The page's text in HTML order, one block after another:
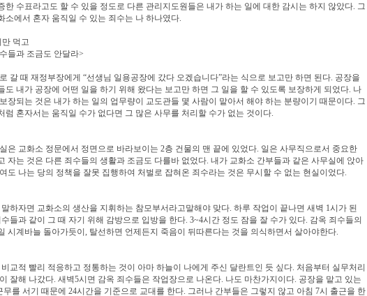
한 수표라고도 할 수 있을 정도로 다른 관리지도원들은 내가 하는 일에 대한 감시는 하지 않았다. 그
소에서 혼자 움직일 수 있는 죄수는 나 하나였다.
먹고
들과 조금도 안달라>
갈 때 재정부장에게 “선생님 일용공장에 갔다 오겠습니다”라는 식으로 보고만 하면 된다. 공장을
도 내가 공장에 어떤 일을 하기 위해 왔다는 보고만 하면 그 일을 할 수 있도록 보장하게 되었다. 나
장되는 것은 내가 하는 일의 업무량이 교도관들 몇 사람이 맡아서 해야 하는 분량이기 때문이다. 그
럼 혼자서는 움직일 수가 없다면 그 많은 사무를 처리할 수가 없는 것이다.
은 교화소 정문에서 정면으로 바라보이는 2층 건물의 맨 끝에 있었다. 일은 사무직으로서 중요한
자는 것은 다른 죄수들의 생활과 조금도 다를바 없었다. 내가 교화소 간부들과 같은 사무실에 앉아
도 나는 당의 정책을 잘못 집행하여 처벌로 잡혀온 죄수라는 것은 무시할 수 없는 현실이었다.
하자면 교화소의 생산을 지휘하는 참모부서라고말해야 맞다. 하루 작업이 끝나면 새벽 1시가 된
들과 같이 그 때 자기 위해 감방으로 입방을 한다. 3~4시간 정도 잠을 잘 수가 있다. 감옥 죄수들의
시계바늘 돌아가듯이, 탈선하면 언제든지 죽음이 뒤따른다는 것을 의식하면서 살아야한다.
교적 빨리 적응하고 정통하는 것이 아마 하늘이 나에게 주신 달란트인 듯 싶다. 처음부터 실무처리
잘해 나갔다. 새벽5시면 감옥 죄수들은 작업장으로 나온다. 나도 마찬가지이다. 공장을 맡고 있는
무를 서기 때문에 24시간을 기준으로 교대를 한다. 그러나 간부들은 그렇지 않고 아침 7시 출근을 한